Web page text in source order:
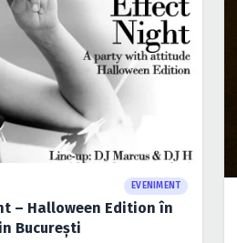
EVENIMENT
– Halloween Edition în
Bucureşti